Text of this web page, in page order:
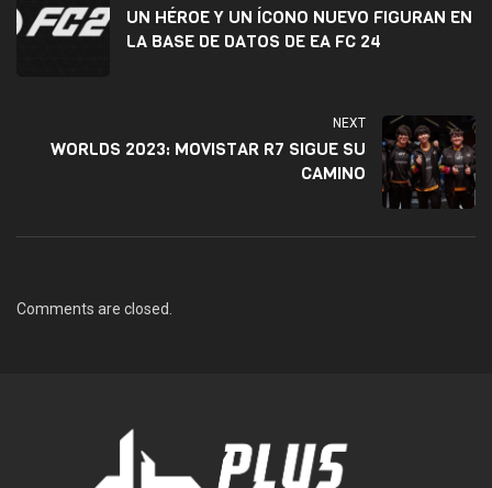
UN HÉROE Y UN ÍCONO NUEVO FIGURAN EN
LA BASE DE DATOS DE EA FC 24
NEXT
WORLDS 2023: MOVISTAR R7 SIGUE SU
CAMINO
Comments are closed.